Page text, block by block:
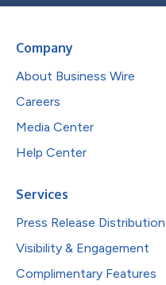
Company
About Business Wire
Careers
Media Center
Help Center
Services
Press Release Distribution
Visibility & Engagement
Complimentary Features